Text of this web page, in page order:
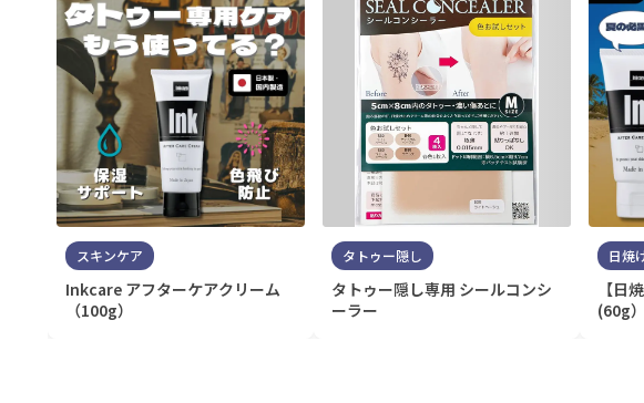
スキンケア
Inkcare アフターケアクリーム
（100g）
タトゥー隠し
タトゥー隠し専用 シールコンシ
ーラー
日焼
【日
(60g）